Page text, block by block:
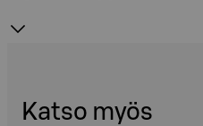
Katso myös